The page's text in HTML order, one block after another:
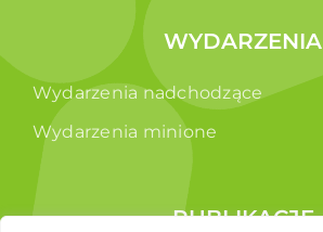
WYDARZENIA
Wydarzenia nadchodzące
Wydarzenia minione
PUBLIKACJE